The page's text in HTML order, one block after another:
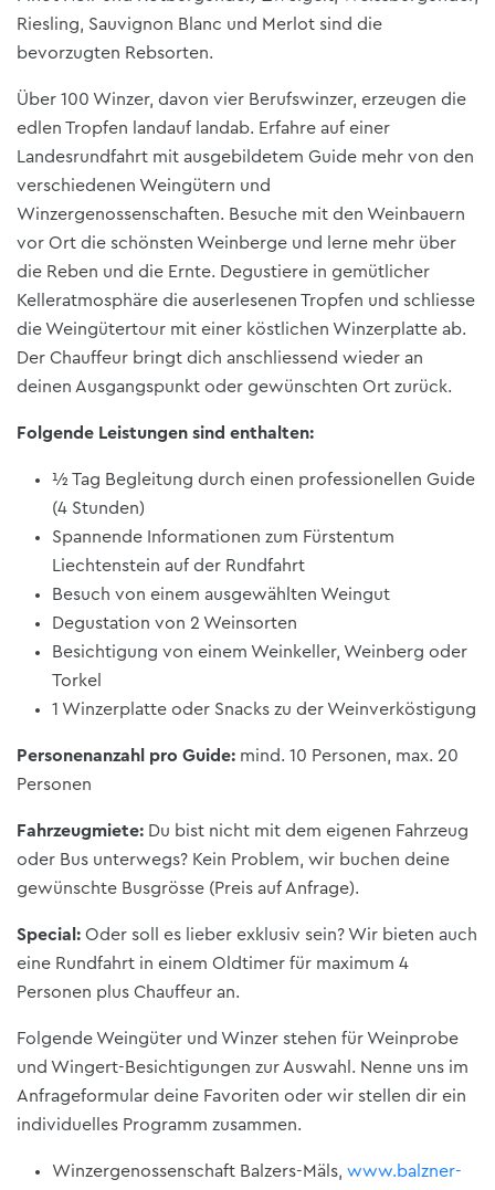
Riesling, Sauvignon Blanc und Merlot sind die
bevorzugten Rebsorten.
Über 100 Winzer, davon vier Berufswinzer, erzeugen die
edlen Tropfen landauf landab. Erfahre auf einer
Landesrundfahrt mit ausgebildetem Guide mehr von den
verschiedenen Weingütern und
Winzergenossenschaften. Besuche mit den Weinbauern
vor Ort die schönsten Weinberge und lerne mehr über
die Reben und die Ernte. Degustiere in gemütlicher
Kelleratmosphäre die auserlesenen Tropfen und schliesse
die Weingütertour mit einer köstlichen Winzerplatte ab.
Der Chauffeur bringt dich anschliessend wieder an
deinen Ausgangspunkt oder gewünschten Ort zurück.
Folgende Leistungen sind enthalten:
½ Tag Begleitung durch einen professionellen Guide
(4 Stunden)
Spannende Informationen zum Fürstentum
Liechtenstein auf der Rundfahrt
Besuch von einem ausgewählten Weingut
Degustation von 2 Weinsorten
Besichtigung von einem Weinkeller, Weinberg oder
Torkel
1 Winzerplatte oder Snacks zu der Weinverköstigung
Personenanzahl pro Guide: mind. 10 Personen, max. 20
Personen
Fahrzeugmiete: Du bist nicht mit dem eigenen Fahrzeug
oder Bus unterwegs? Kein Problem, wir buchen deine
gewünschte Busgrösse (Preis auf Anfrage).
Special: Oder soll es lieber exklusiv sein? Wir bieten auch
eine Rundfahrt in einem Oldtimer für maximum 4
Personen plus Chauffeur an.
Folgende Weingüter und Winzer stehen für Weinprobe
und Wingert-Besichtigungen zur Auswahl. Nenne uns im
Anfrageformular deine Favoriten oder wir stellen dir ein
individuelles Programm zusammen.
Winzergenossenschaft Balzers-Mäls, www.balzner-